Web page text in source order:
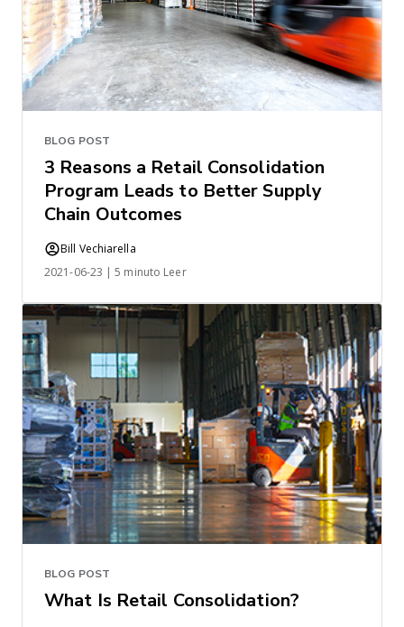
BLOG POST
3 Reasons a Retail Consolidation
Program Leads to Better Supply
Chain Outcomes
Bill Vechiarella
2021-06-23 | 5 minuto Leer
BLOG POST
What Is Retail Consolidation?